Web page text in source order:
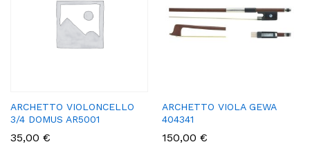
ARCHETTO VIOLONCELLO
3/4 DOMUS AR5001
35,00 €
ARCHETTO VIOLA GEWA
404341
150,00 €